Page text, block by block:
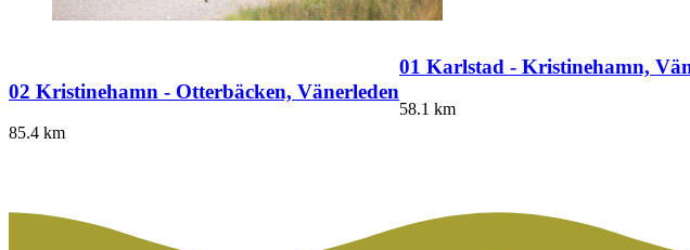
02 Kristinehamn - Otterbäcken, Vänerleden
85.4 km
01 Karlstad - Kristinehamn,
58.1 km